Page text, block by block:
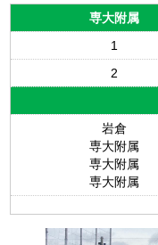
専大附属
1
2
岩倉
専大附属
専大附属
専大附属